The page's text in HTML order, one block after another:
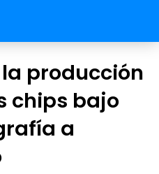
producción
chips bajo
a